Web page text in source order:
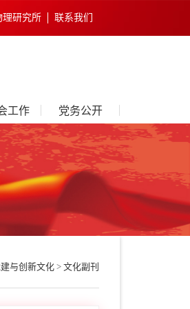
理研究所 联系我们
工作 党务公开
与创新文化> 文化副刊